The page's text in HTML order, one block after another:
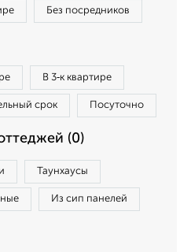
Без посредников
В 3‑к квартире
срок Посуточно
(0)
Таунхаусы
Из сип панелей